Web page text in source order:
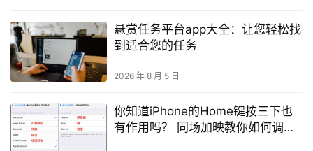
悬赏任务平台app大全：让您轻松找
到适合您的任务
2026 年 8 月 5 日
你知道iPhone的Home键按三下也
有作用吗？ 同场加映教你如何调整